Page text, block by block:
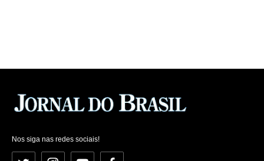
Nos siga nas redes sociais!